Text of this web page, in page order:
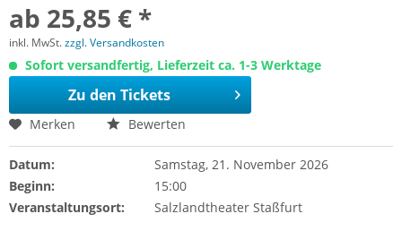
ab 25,85 € *
inkl. MwSt.zzgl. Versandkosten
Sofort versandfertig, Lieferzeit ca. 1-3 Werktage
Zu den Tickets
Merken Bewerten
Datum:
Samstag, 21. November 2026
Beginn:
15:00
Veranstaltungsort:
Salzlandtheater Staßfurt